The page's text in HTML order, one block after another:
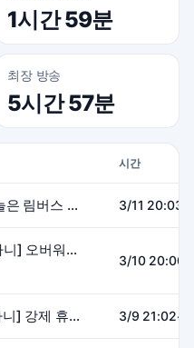
1시간 59분
최장 방송
5시간 57분
시간
[신입/노휴방31일차/남캐] 오늘은 림버스 컴퍼니 할거다!!!!!! 3/11
[신입/노휴방30일차/영물 고라니] 오버워치 하러~
3/10
[신입/노휴방29일차/영물 고라니] 강제 휴방할뻔 했네 휴~ 3/9